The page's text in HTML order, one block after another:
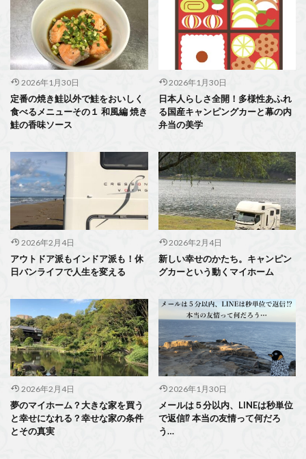
2026年1月30日
定番の焼き鮭以外で鮭をおいしく
食べるメニューその１ 和風編 焼き
鮭の香味ソース
2026年1月30日
日本人らしさ全開！多様性あふれ
る国産キャンピングカーと幕の内
弁当の美学
2026年2月4日
アウトドア派もインドア派も！休
日バンライフで人生を変える
2026年2月4日
新しい幸せのかたち。キャンピン
グカーという動くマイホーム
2026年2月4日
夢のマイホーム？大きな家を買う
と幸せになれる？幸せな家の条件
とその真実
2026年1月30日
メールは５分以内、LINEは秒単位
で返信⁉ 本当の友情って何だろ
う…